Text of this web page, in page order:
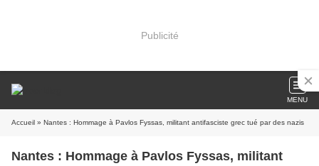
Publicité
MENU
Accueil » Nantes : Hommage à Pavlos Fyssas, militant antifasciste grec tué par des nazis
Nantes : Hommage à Pavlos Fyssas, militant